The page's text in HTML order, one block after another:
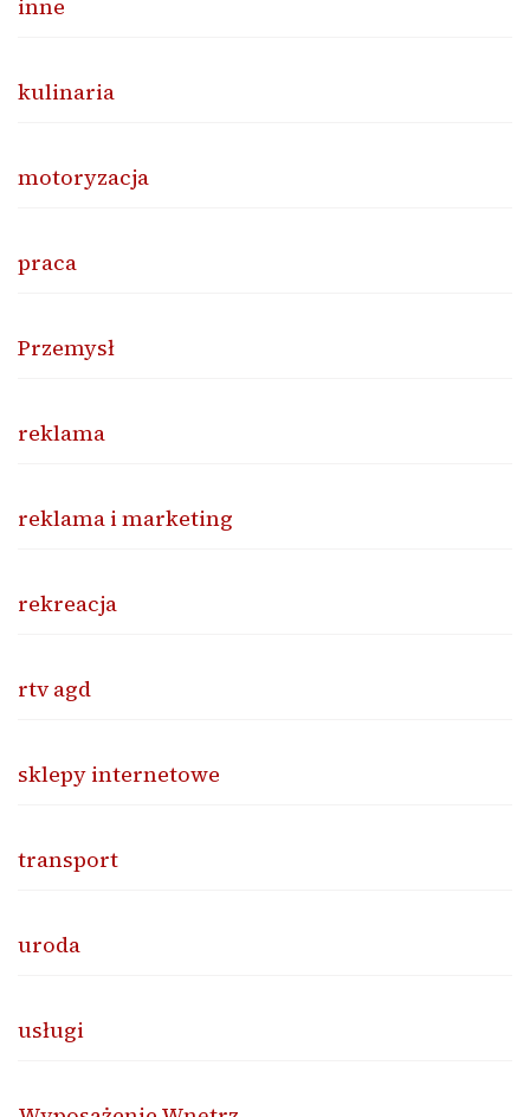
inne
kulinaria
motoryzacja
praca
Przemysł
reklama
reklama i marketing
rekreacja
rtv agd
sklepy internetowe
transport
uroda
usługi